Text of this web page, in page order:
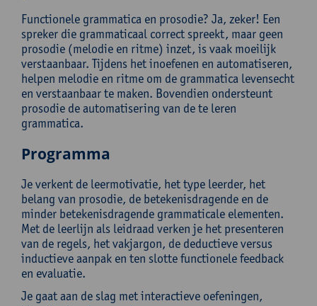
Functionele grammatica en prosodie? Ja, zeker! Een
spreker die grammaticaal correct spreekt, maar geen
prosodie (melodie en ritme) inzet, is vaak moeilijk
verstaanbaar. Tijdens het inoefenen en automatiseren,
helpen melodie en ritme om de grammatica levensecht
en verstaanbaar te maken. Bovendien ondersteunt
prosodie de automatisering van de te leren
grammatica.
Programma
Je verkent de leermotivatie, het type leerder, het
belang van prosodie, de betekenisdragende en de
minder betekenisdragende grammaticale elementen.
Met de leerlijn als leidraad verken je het presenteren
van de regels, het vakjargon, de deductieve versus
inductieve aanpak en ten slotte functionele feedback
en evaluatie.
Je gaat aan de slag met interactieve oefeningen,